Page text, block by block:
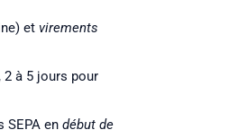
et virements
2 à 5 jours pour
SEPA en début de